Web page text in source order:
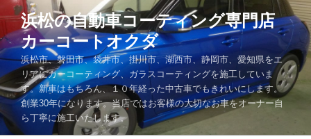
ン
テ
ン
ツ
へ
ス
キ
浜松の自動車コーティング専門店
カーコートオクダ
浜松市、磐田市、袋井市、掛川市、湖西市、静岡市、愛知県をエ
リアにカーコーティング、ガラスコーティングを施工していま
す。新車はもちろん、１０年経った中古車でもきれいにします。
創業30年になります。当店ではお客様の大切なお車をオーナー自
ら丁寧に施工いたします。